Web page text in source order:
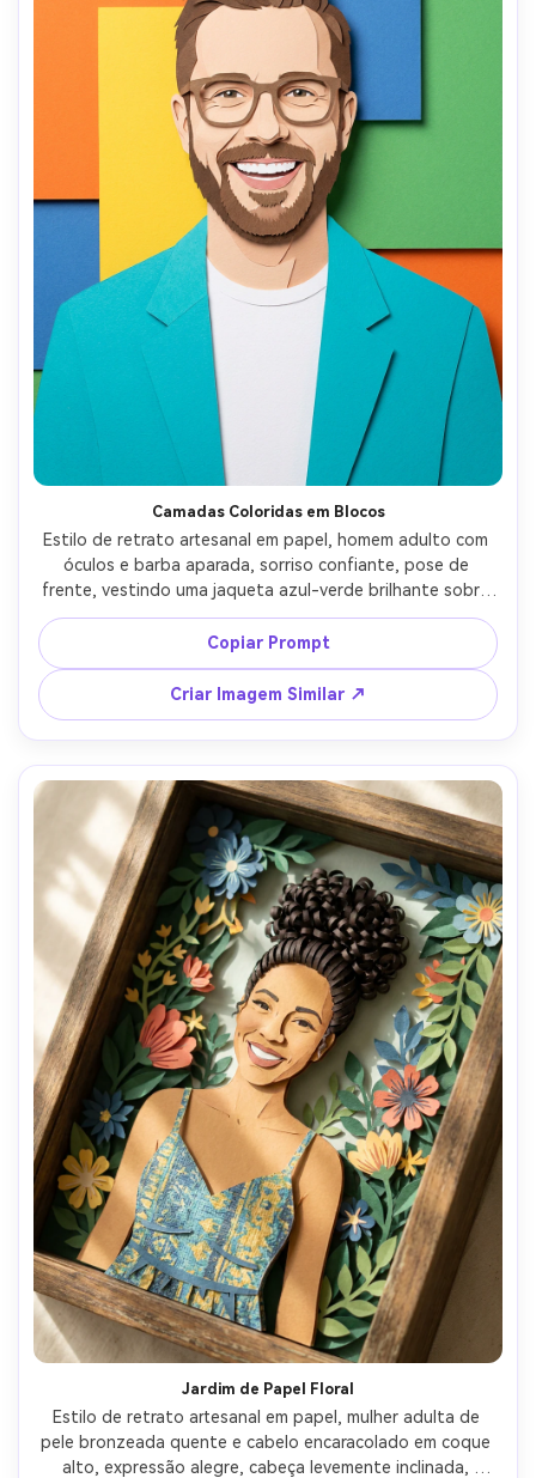
Camadas Coloridas em Blocos
Estilo de retrato artesanal em papel, homem adulto com
óculos e barba aparada, sorriso confiante, pose de
frente, vestindo uma jaqueta azul-verde brilhante sobre
camiseta branca, fundo de camadas de papel cartão
coloridas e blocos retangulares deslocados, luz suave
uniforme destacando a profundidade entre as camadas,
contorno recortado em torno do rosto, visual gráfico mas
artesanal, fibras de papel de alta definição,
enquadramento de retrato 4:5 --ar 4:5
Copiar Prompt
Criar Imagem Similar ↗
Jardim de Papel Floral
Estilo de retrato artesanal em papel, mulher adulta de
pele bronzeada quente e cabelo encaracolado em coque
alto, expressão alegre, cabeça levemente inclinada,